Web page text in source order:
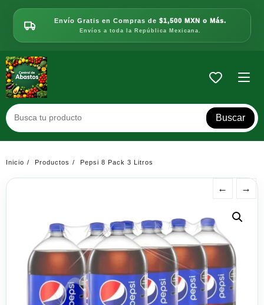
contenido
Envío Gratis en Compras de $1,500 MXN o Más.
Envíos a toda la República Mexicana.
Buscar
Inicio Productos Pepsi 8 Pack 3 Litros
← →